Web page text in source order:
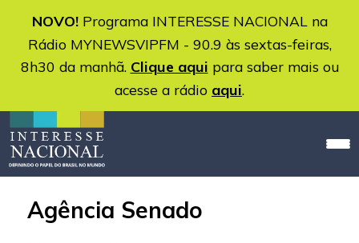
NOVO!Programa INTERESSE NACIONAL na
Rádio MYNEWSVIPFM - 90.9 às sextas-feiras,
8h30 da manhã. Clique aqui para saber mais ou
acesse a rádio aqui.
Agência Senado